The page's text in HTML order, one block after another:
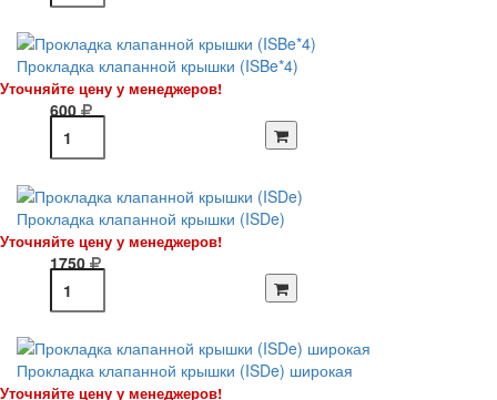
Прокладка клапанной крышки (ISBe*4)
Уточняйте цену у менеджеров!
600
Прокладка клапанной крышки (ISDe)
Уточняйте цену у менеджеров!
1750
Прокладка клапанной крышки (ISDe) широкая
Уточняйте цену у менеджеров!